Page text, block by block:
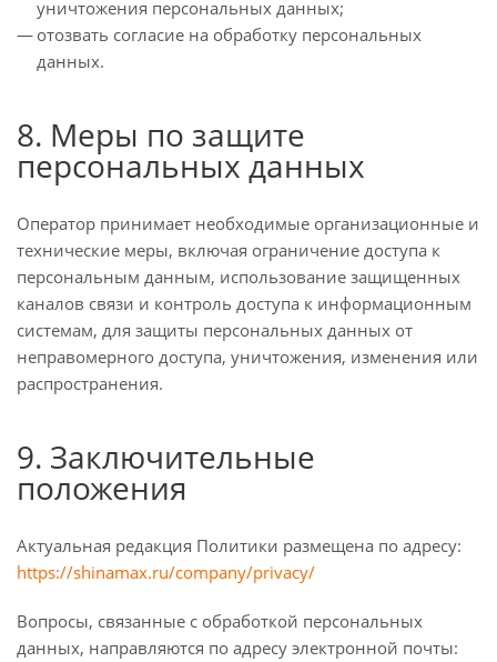
уничтожения персональных данных;
отозвать согласие на обработку персональных
данных.
8. Меры по защите
персональных данных
Оператор принимает необходимые организационные и
технические меры, включая ограничение доступа к
персональным данным, использование защищенных
каналов связи и контроль доступа к информационным
системам, для защиты персональных данных от
неправомерного доступа, уничтожения, изменения или
распространения.
9. Заключительные
положения
Актуальная редакция Политики размещена по адресу:
https://shinamax.ru/company/privacy/
Вопросы, связанные с обработкой персональных
данных, направляются по адресу электронной почты: